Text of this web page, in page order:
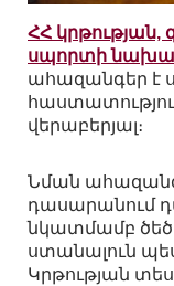
ՀՀ կրթության,
սպորտի
ահազանգեր է
վերաբերյալ։
Նման
դասարանում
նկատմամբ
ստանալուն
Կրթության